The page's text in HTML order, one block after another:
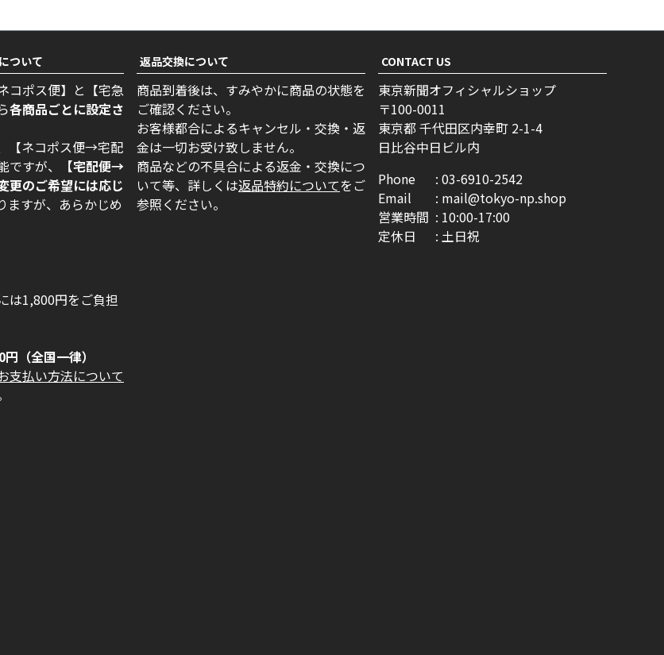
ついて
コポス便】と【宅急
各商品ごとに設定さ
【ネコポス便→宅配
ですが、
【宅配便→
更のご希望には応じ
ますが、あらかじめ
は1,800円をご負担
（全国一律）
支払い方法について
返品交換について
商品到着後は、すみやかに商品の状態を
ご確認ください。
お客様都合によるキャンセル・交換・返
金は一切お受け致しません。
商品などの不具合による返金・交換につ
いて等、詳しくは返品特約についてをご
参照ください。
CONTACT US
東京新聞オフィシャルショップ
100-0011
東京都 千代田区内幸町 2-1-4
日比谷中日ビル内
Phone
03-6910-2542
Email
mail@tokyo-np.shop
営業時間
10:00-17:00
定休日
土日祝